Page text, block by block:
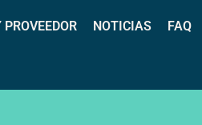
PROVEEDOR NOTICIAS FAQ